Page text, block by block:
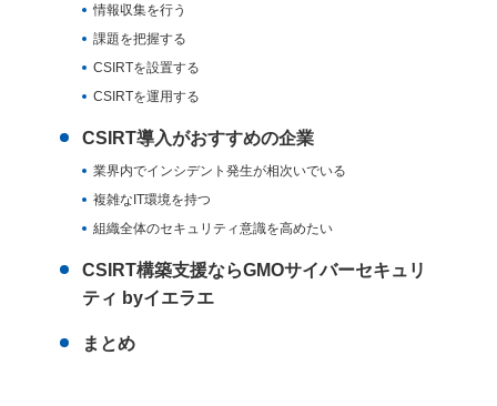
情報収集を行う
課題を把握する
CSIRTを設置する
CSIRTを運用する
CSIRT導入がおすすめの企業
業界内でインシデント発生が相次いでいる
複雑なIT環境を持つ
組織全体のセキュリティ意識を高めたい
CSIRT構築支援ならGMOサイバーセキュリ
ティ byイエラエ
まとめ